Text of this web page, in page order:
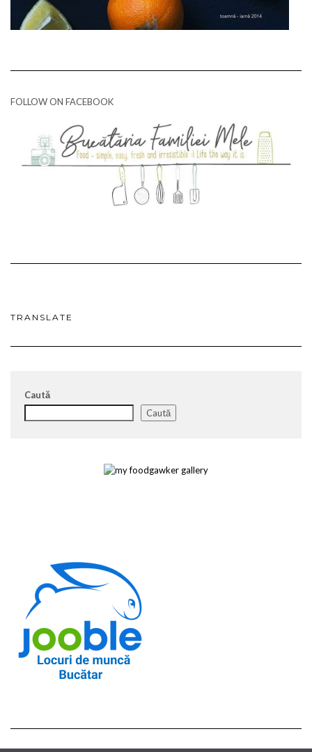
FOLLOW ON FACEBOOK
TRANSLATE
Caută
Caută